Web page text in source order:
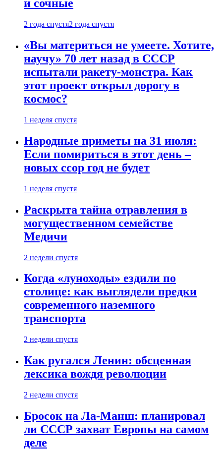
и сочные
2 года спустя2 года спустя
«Вы материться не умеете. Хотите,
научу» 70 лет назад в СССР
испытали ракету-монстра. Как
этот проект открыл дорогу в
космос?
1 неделя спустя
Народные приметы на 31 июля:
Если помириться в этот день –
новых ссор год не будет
1 неделя спустя
Раскрыта тайна отравления в
могущественном семействе
Медичи
2 недели спустя
Когда «луноходы» ездили по
столице: как выглядели предки
современного наземного
транспорта
2 недели спустя
Как ругался Ленин: обсценная
лексика вождя революции
2 недели спустя
Бросок на Ла-Манш: планировал
ли СССР захват Европы на самом
деле